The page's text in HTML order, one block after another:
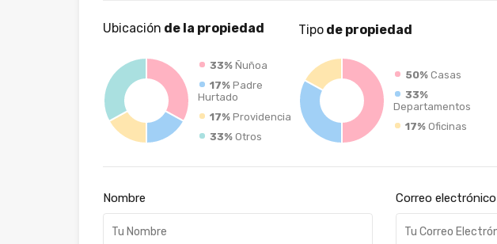
Ubicación de la propiedad
33% Ñuñoa
17% Padre
Hurtado
17% Providencia
33% Otros
Tipode propiedad
50%Casas
33%
Departamentos
17%Oficinas
Nombre Correo electrónico